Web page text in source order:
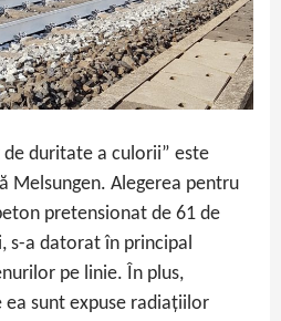
duritate a culorii” este
Melsungen. Alegerea pentru
pretensionat de 61 de
s-a datorat în principal
pe linie. În plus,
ea sunt expuse radiațiilor